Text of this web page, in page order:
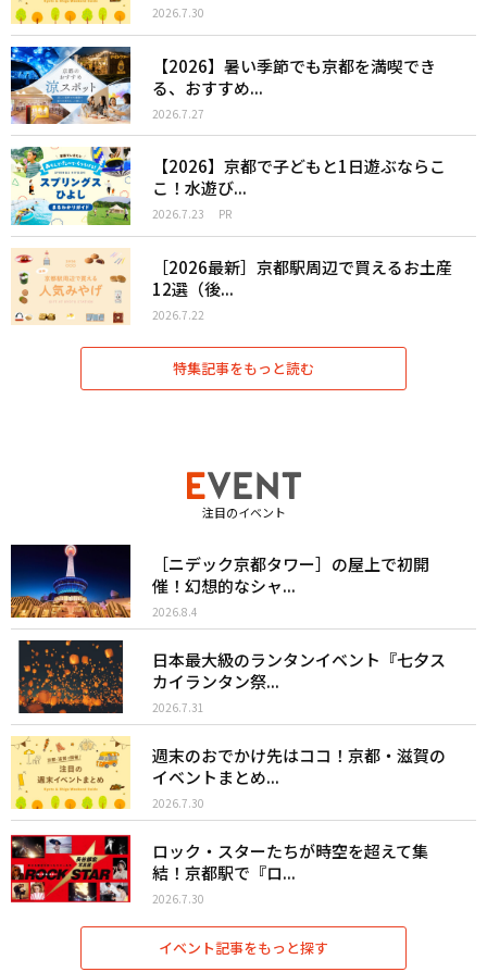
2026.7.30
【2026】暑い季節でも京都を満喫でき
る、おすすめ...
2026.7.27
【2026】京都で子どもと1日遊ぶならこ
こ！水遊び...
2026.7.23 PR
［2026最新］京都駅周辺で買えるお土産
12選（後...
2026.7.22
特集記事をもっと読む
注目のイベント
［ニデック京都タワー］の屋上で初開
催！幻想的なシャ...
2026.8.4
日本最大級のランタンイベント『七夕ス
カイランタン祭...
2026.7.31
週末のおでかけ先はココ！京都・滋賀の
イベントまとめ...
2026.7.30
ロック・スターたちが時空を超えて集
結！京都駅で『ロ...
2026.7.30
イベント記事をもっと探す